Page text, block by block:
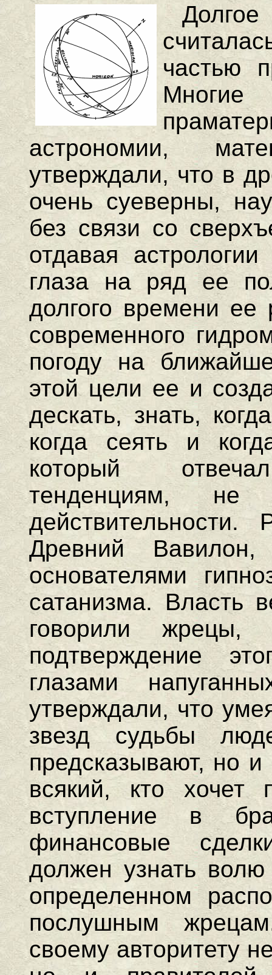
частью
астрономии,
утверждали, что в
очень суеверны,
без связи со
отдавая
глаза на ряд ее
долгого времени
современного
погоду на
этой цели ее и
дескать, знать,
когда сеять и
который
тенденциям, не
Древний
основателями
сатанизма. Власть
говорили
подтверждение
глазами
утверждали, что
звезд судьбы
предсказывают, но
всякий, кто хочет
вступление в
финансовые
должен узнать волю
определенном
послушным
своему авторитету